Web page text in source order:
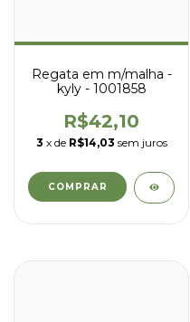
Regata em m/malha -
kyly - 1001858
R$42,10
3 x de R$14,03 sem juros
COMPRAR